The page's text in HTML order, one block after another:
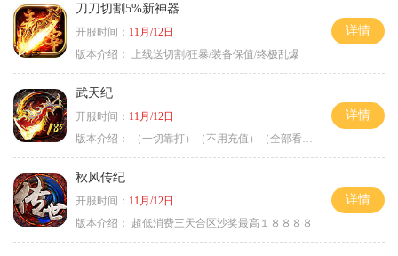
刀刀切割5%新神器
开服时间： 11月/12日
版本介绍：
上线送切割/狂暴/装备保值/终极乱爆
详情
武天纪
开服时间： 11月/12日
版本介绍：
（一切靠打）（不用充值）（全部看脸）
详情
秋风传纪
开服时间： 11月/12日
版本介绍：
超低消费三天合区沙奖最高１８８８８
详情